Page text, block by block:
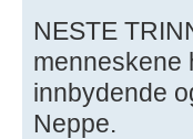
NESTE
menneskene
innbydende
Neppe.